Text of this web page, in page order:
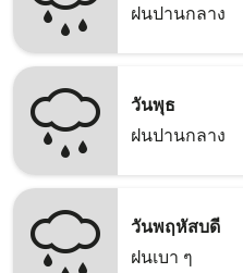
ฝนปานกลาง
วันพุธ
ฝนปานกลาง
วันพฤหัสบดี
ฝนเบา ๆ